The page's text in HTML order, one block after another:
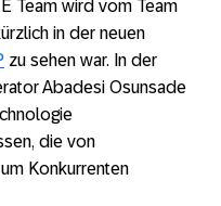
Team wird vom Team
in der neuen
zu sehen war. In der
Abadesi Osunsade
die von
Konkurrenten